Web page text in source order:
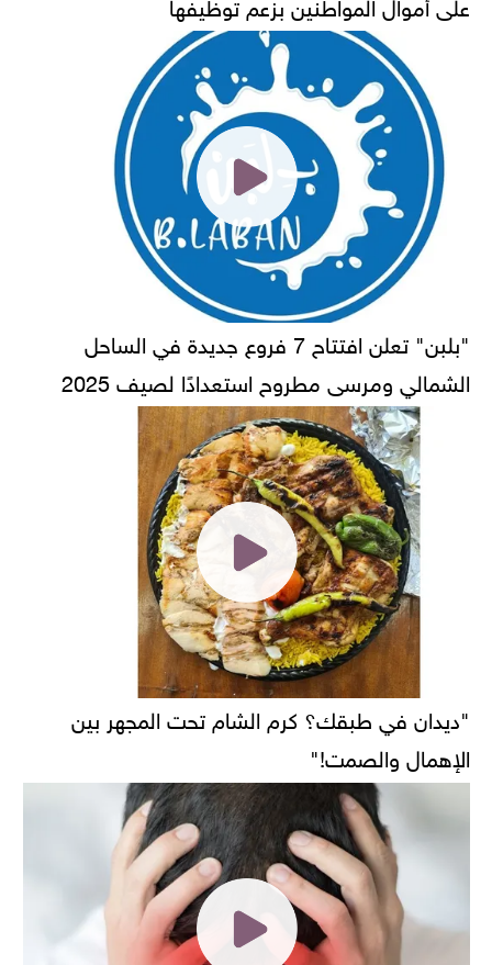
"بلبن" تعلن افتتاح 7 فروع جديدة في الساحل
الشمالي ومرسى مطروح استعدادًا لصيف 2025
"ديدان في طبقك؟ كرم الشام تحت المجهر بين
الإهمال والصمت!"